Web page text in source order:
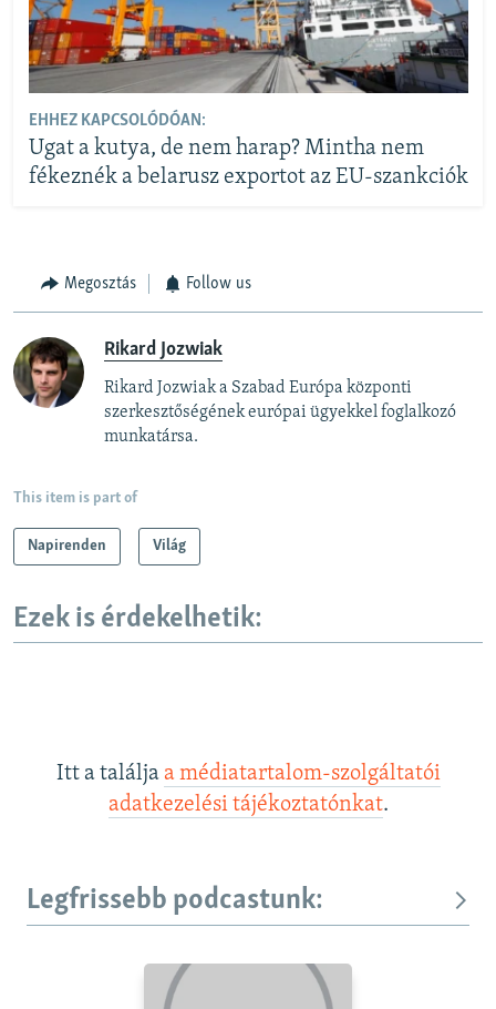
EHHEZ KAPCSOLÓDÓAN:
Ugat a kutya, de nem harap? Mintha nem
fékeznék a belarusz exportot az EU-szankciók
Megosztás Follow us
Rikard Jozwiak
Rikard Jozwiak a Szabad Európa központi
szerkesztőségének európai ügyekkel foglalkozó
munkatársa.
This item is part of
Napirenden Világ
Ezek is érdekelhetik:
Itt a találja a médiatartalom-szolgáltatói
adatkezelési tájékoztatónkat.
Legfrissebb podcastunk: